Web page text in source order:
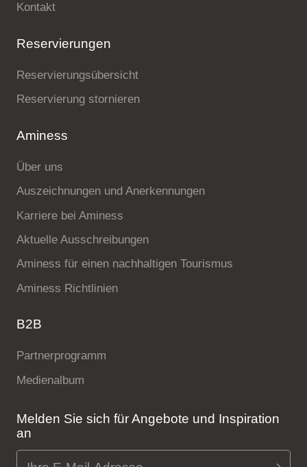
Kontakt
Reservierungen
Reservierungsübersicht
Reservierung stornieren
Aminess
Über uns
Auszeichnungen und Anerkennungen
Karriere bei Aminess
Aktuelle Ausschreibungen
Aminess für einen nachhaltigen Tourismus
Aminess Richtlinien
B2B
Partnerprogramm
Medienalbum
Melden Sie sich für Angebote und Inspiration
an